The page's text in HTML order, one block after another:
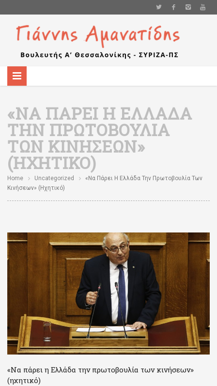
«ΝΑ ΠΆΡΕΙ Η ΕΛΛΆΔΑ
ΤΗΝ ΠΡΩΤΟΒΟΥΛΊΑ
ΤΩΝ ΚΙΝΉΣΕΩΝ»
(ΗΧΗΤΙΚΌ)
Home Uncategorized
«Να Πάρει Η Ελλάδα Την Πρωτοβουλία Των
Κινήσεων» (ηχητικό)
«Να πάρει η Ελλάδα την πρωτοβουλία των κινήσεων»
(ηχητικό)